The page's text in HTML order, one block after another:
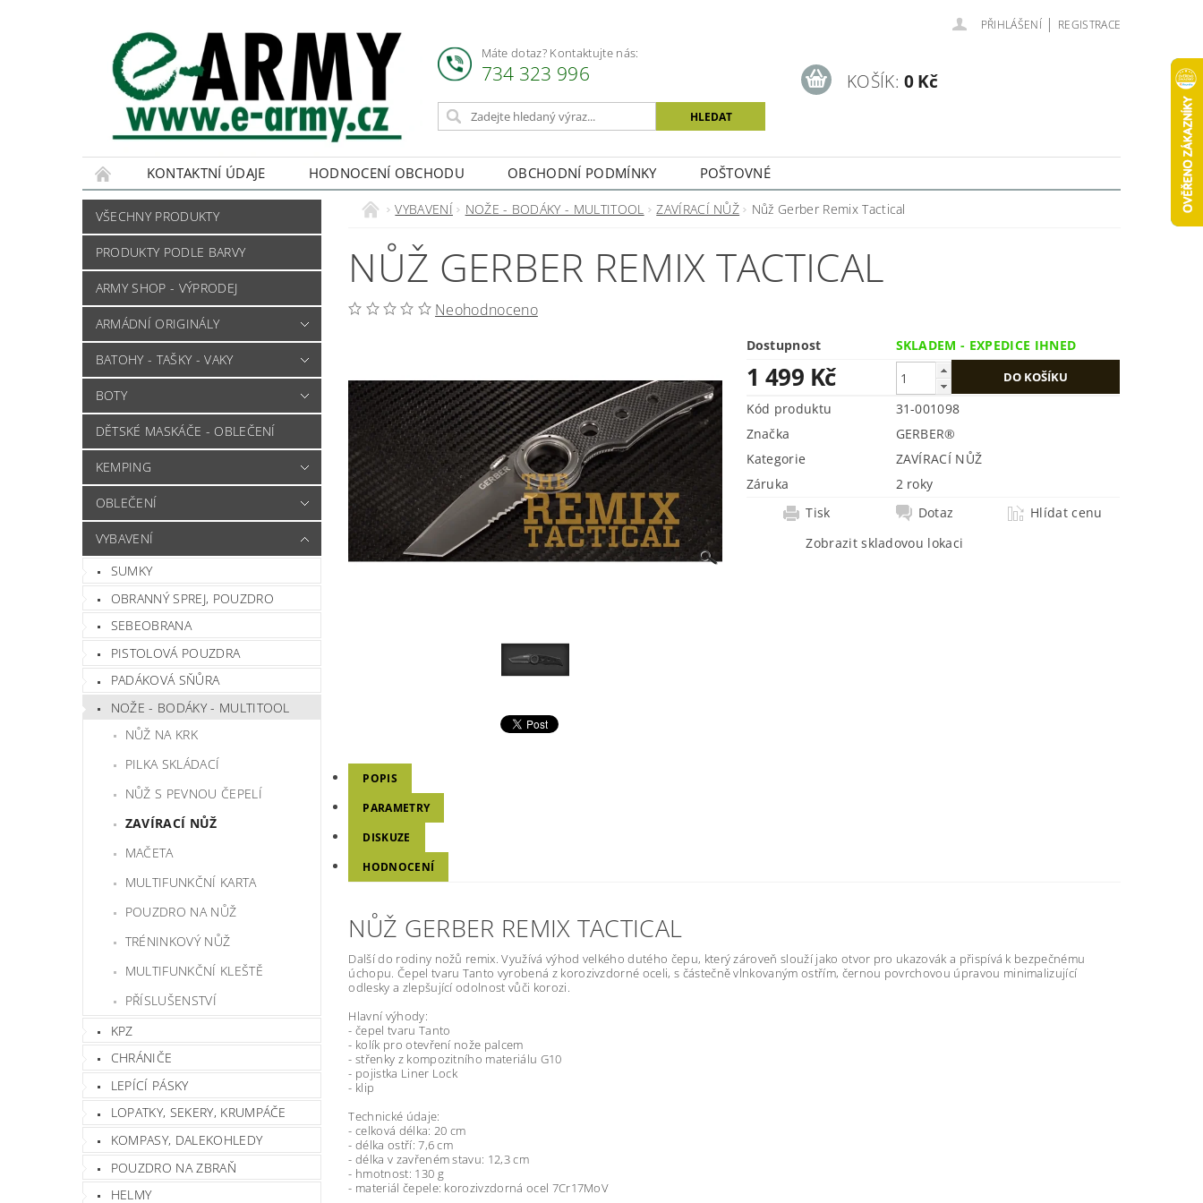
Máte dotaz? Kontaktujte nás:
734 323 996
PŘIHLÁŠENÍ | REGISTRACE
KOŠÍK: 0 Kč
KONTAKTNÍ ÚDAJE HODNOCENÍ OBCHODU OBCHODNÍ PODMÍNKY POŠTOVNÉ
VŠECHNY PRODUKTY
PRODUKTY PODLE BARVY
ARMY SHOP - VÝPRODEJ
ARMÁDNÍ ORIGINÁLY
BATOHY - TAŠKY - VAKY
BOTY
DĚTSKÉ MASKÁČE - OBLEČENÍ
KEMPING
OBLEČENÍ
VYBAVENÍ
SUMKY
OBRANNÝ SPREJ, POUZDRO
SEBEOBRANA
PISTOLOVÁ POUZDRA
PADÁKOVÁ SŇŮRA
NOŽE - BODÁKY - MULTITOOL
NŮŽ NA KRK
PILKA SKLÁDACÍ
NŮŽ S PEVNOU ČEPELÍ
ZAVÍRACÍ NŮŽ
MAČETA
MULTIFUNKČNÍ KARTA
POUZDRO NA NŮŽ
TRÉNINKOVÝ NŮŽ
MULTIFUNKČNÍ KLEŠTĚ
PŘÍSLUŠENSTVÍ
KPZ
CHRÁNIČE
LEPÍCÍ PÁSKY
LOPATKY, SEKERY, KRUMPÁČE
KOMPASY, DALEKOHLEDY
POUZDRO NA ZBRAŇ
HELMY
VYBAVENÍ NOŽE - BODÁKY - MULTITOOL ZAVÍRACÍ NŮŽ Nůž Gerber Remix Tactical
NŮŽ GERBER REMIX TACTICAL
Neohodnoceno
Dostupnost SKLADEM - EXPEDICE IHNED
1 499 Kč
Kód produktu
31-001098
Značka
GERBER®
Kategorie
ZAVÍRACÍ NŮŽ
Záruka
2 roky
Tisk
Dotaz
Hlídat cenu
Zobrazit skladovou lokaci
POPIS
PARAMETRY
DISKUZE
HODNOCENÍ
NŮŽ GERBER REMIX TACTICAL
Další do rodiny nožů remix. Využívá výhod velkého dutého čepu, který zároveň slouží jako otvor pro ukazovák a přispívá k bezpečnému
úchopu. Čepel tvaru Tanto vyrobená z korozivzdorné oceli, s částečně vlnkovaným ostřím, černou povrchovou úpravou minimalizující
odlesky a zlepšující odolnost vůči korozi.
Hlavní výhody:
- čepel tvaru Tanto
- kolík pro otevření nože palcem
- střenky z kompozitního materiálu G10
- pojistka Liner Lock
- klip
Technické údaje:
- celková délka: 20 cm
- délka ostří: 7,6 cm
- délka v zavřeném stavu: 12,3 cm
- hmotnost: 130 g
- materiál čepele: korozivzdorná ocel 7Cr17MoV